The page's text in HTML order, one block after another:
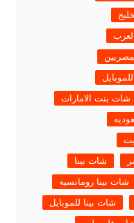
شات بنت الامارات
شات بينا
شات بينا رومانسيه
شات بينا للموبايل